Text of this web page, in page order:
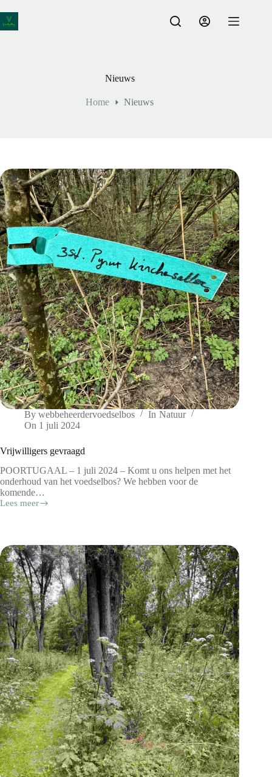
naar
de
Nieuws
Home Nieuws
By webbeheerdervoedselbos In Natuur
On 1 juli 2024
Vrijwilligers gevraagd
POORTUGAAL – 1 juli 2024 – Komt u ons helpen met het
onderhoud van het voedselbos? We hebben voor de
komende…
Lees meer
Vrijwilligers